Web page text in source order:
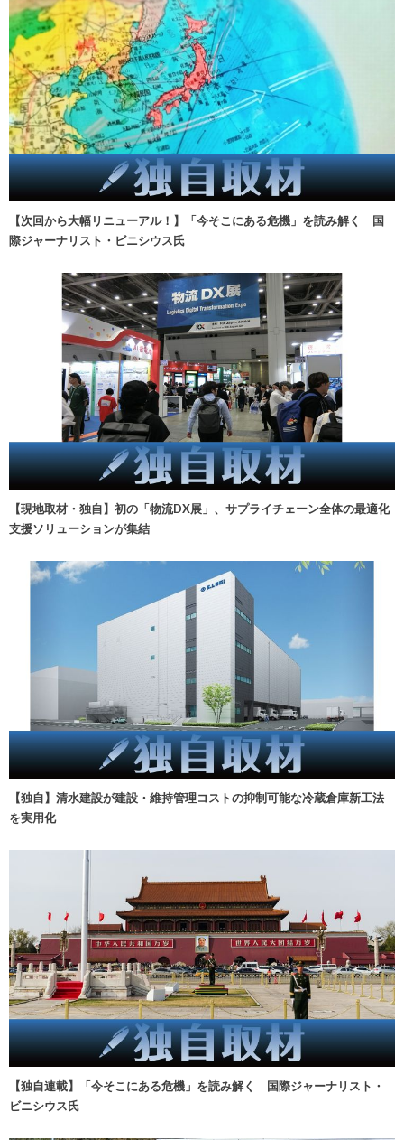
【次回から大幅リニューアル！】「今そこにある危機」を読み解く 国
際ジャーナリスト・ビニシウス氏
【現地取材・独自】初の「物流DX展」、サプライチェーン全体の最適化
支援ソリューションが集結
【独自】清水建設が建設・維持管理コストの抑制可能な冷蔵倉庫新工法
を実用化
【独自連載】「今そこにある危機」を読み解く 国際ジャーナリスト・
ビニシウス氏